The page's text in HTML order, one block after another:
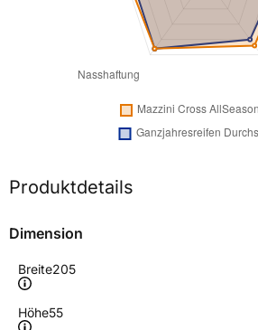
Produktdetails
Dimension
Breite205
Höhe55